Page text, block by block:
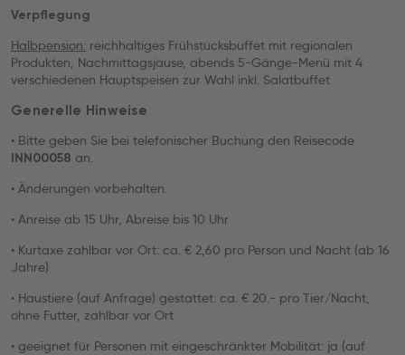
Verpflegung
Halbpension: reichhaltiges Frühstücksbuffet mit regionalen
Produkten, Nachmittagsjause, abends 5-Gänge-Menü mit 4
verschiedenen Hauptspeisen zur Wahl inkl. Salatbuffet
Generelle Hinweise
• Bitte geben Sie bei telefonischer Buchung den Reisecode
INN00058 an.
• Änderungen vorbehalten.
• Anreise ab 15 Uhr, Abreise bis 10 Uhr
• Kurtaxe zahlbar vor Ort: ca. € 2,60 pro Person und Nacht (ab 16
Jahre)
• Haustiere (auf Anfrage) gestattet: ca. € 20.- pro Tier/Nacht,
ohne Futter, zahlbar vor Ort
• geeignet für Personen mit eingeschränkter Mobilität: ja (auf